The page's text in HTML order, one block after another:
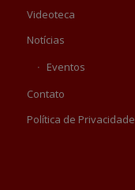
Videoteca
Notícias
Eventos
Contato
Política de Privacidade